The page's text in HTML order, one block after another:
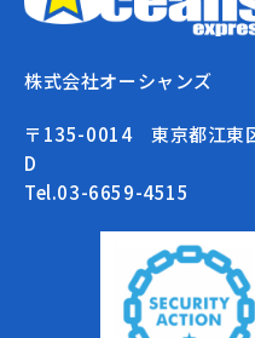
株式会社オーシャンズ
〒135-0014 東京都江東
D
Tel.03-6659-4515